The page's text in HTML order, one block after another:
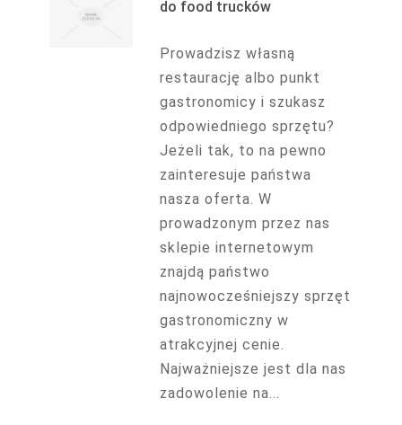
do food trucków
Prowadzisz własną
restaurację albo punkt
gastronomicy i szukasz
odpowiedniego sprzętu?
Jeżeli tak, to na pewno
zainteresuje państwa
nasza oferta. W
prowadzonym przez nas
sklepie internetowym
znajdą państwo
najnowocześniejszy sprzęt
gastronomiczny w
atrakcyjnej cenie.
Najważniejsze jest dla nas
zadowolenie na...